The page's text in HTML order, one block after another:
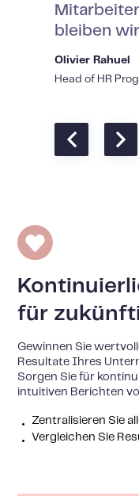
bleiben
Olivier Rahuel
Head of HR
für
Gewinnen Sie
Resultate Ihres
Sorgen Sie für
intuitiven Berichten
Zentralisieren Sie
Vergleichen Sie